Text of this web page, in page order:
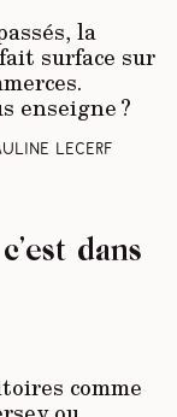
la
surface sur
enseigne ?
Lecerf
dans
comme